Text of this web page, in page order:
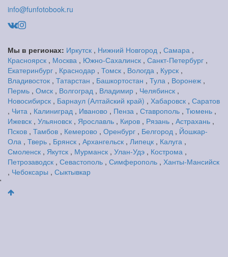
info@funfotobook.ru
Мы в регионах: Иркутск , Нижний Новгород , Самара ,
Красноярск , Москва , Южно-Сахалинск , Санкт-Петербург ,
Екатеринбург , Краснодар , Томск , Вологда , Курск ,
Владивосток , Татарстан , Башкортостан , Тула , Воронеж ,
Пермь , Омск , Волгоград , Владимир , Челябинск ,
Новосибирск , Барнаул (Алтайский край) , Хабаровск , Саратов
, Чита , Калиниград , Иваново , Пенза , Ставрополь , Тюмень ,
Ижевск , Ульяновск , Ярославль , Киров , Рязань , Астрахань ,
Псков , Тамбов , Кемерово , Оренбург , Белгород , Йошкар-
Ола , Тверь , Брянск , Архангельск , Липецк , Калуга ,
Смоленск , Якутск , Мурманск , Улан-Удэ , Кострома ,
Петрозаводск , Севастополь , Симферополь , Ханты-Мансийск
, Чебоксары , Сыктывкар
'